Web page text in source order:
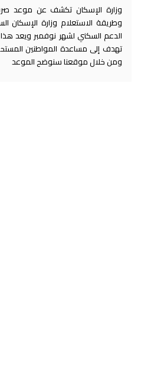
وزارة الإسكان تكشف عن موعد
وطريقة الاستعلام وزارة
الدعم السكني لشهر نوفمبر ويعد هذا
تهدف إلى مساعدة المواطنين
ومن خلال موقعنا سنوضح الموعد